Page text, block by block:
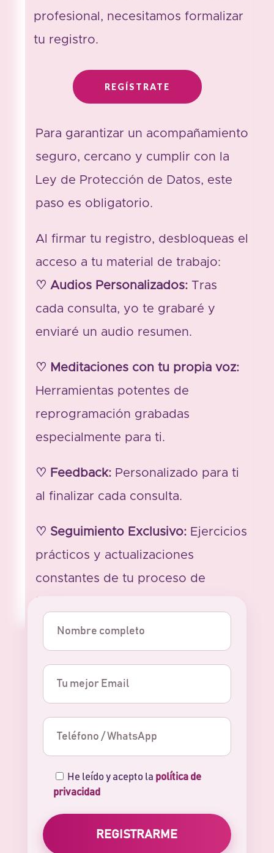
profesional, necesitamos formalizar
tu registro.
REGÍSTRATE
Para garantizar un acompañamiento
seguro, cercano y cumplir con la
Ley de Protección de Datos, este
paso es obligatorio.
Al firmar tu registro, desbloqueas el
acceso a tu material de trabajo:
♡ Audios Personalizados: Tras
cada consulta, yo te grabaré y
enviaré un audio resumen.
♡ Meditaciones con tu propia voz:
Herramientas potentes de
reprogramación grabadas
especialmente para ti.
♡ Feedback: Personalizado para ti
al finalizar cada consulta.
♡ Seguimiento Exclusivo: Ejercicios
prácticos y actualizaciones
constantes de tu proceso de
transformación.
He leído y acepto la política de
privacidad